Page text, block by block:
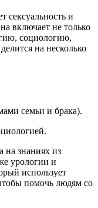
сексуальность и
включает не только
социологию,
на несколько
семьи и брака).
на знаниях из
урологии и
использует
помочь людям со